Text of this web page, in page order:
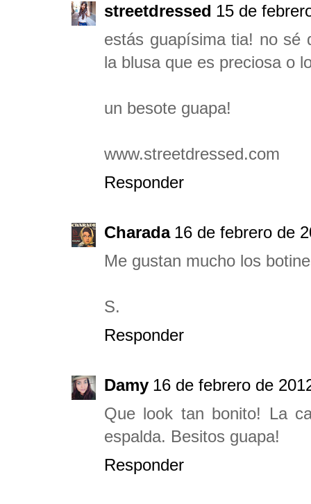
streetdressed 15 de
estás guapísima tia! no sé
la blusa que es preciosa o
un besote guapa!
www.streetdressed.com
Responder
Charada 16 de febrero de
Me gustan mucho los
S.
Responder
Damy 16 de febrero de
Que look tan bonito! La
espalda. Besitos guapa!
Responder